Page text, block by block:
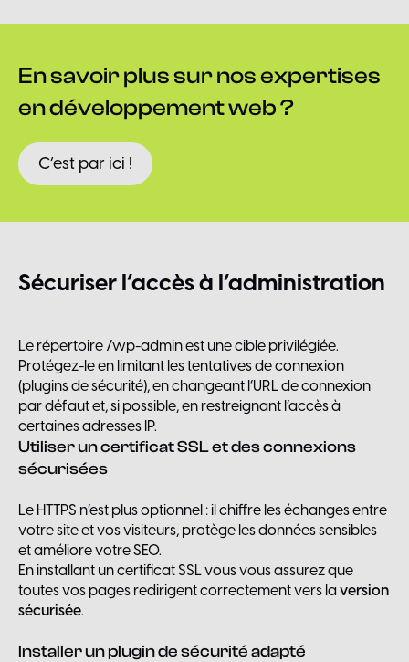
Ensavoirplussurnosexpertises
endéveloppementweb?
C’est par ici !
Sécuriserl’accèsà l’administration
Le répertoire /wp-admin est une cible privilégiée.
Protégez-le en limitant les tentatives de connexion
(plugins de sécurité), en changeant l’URL de connexion
par défaut et, si possible, en restreignant l’accès à
certaines adresses IP.
Utiliser un certificat SSL et des connexions
sécurisées
Le HTTPS n’est plus optionnel : il chiffre les échanges entre
votre site et vos visiteurs, protège les données sensibles
et améliore votre SEO.
En installant un certificat SSL vous vous assurez que
toutes vos pages redirigent correctement vers laversion
sécurisée.
Installer un plugin de sécurité adapté